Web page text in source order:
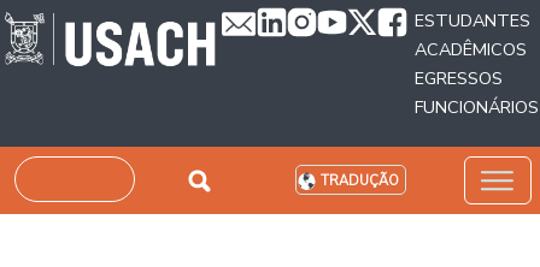
Passar para o conteúdo principal
ESTUDANTES
ACADÊMICOS
EGRESSOS
FUNCIONÁRIOS
Pesquisar TRADUÇÃO